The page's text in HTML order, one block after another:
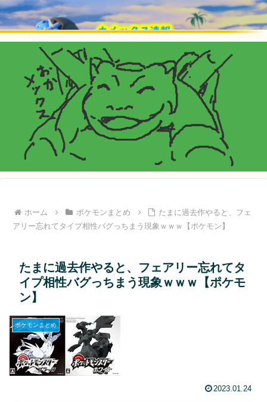
ホーム ポケモンまとめ
たまに過去作やると、フェ
アリー忘れてタイプ相性バグっちまう現象ｗｗｗ【ポケモン】
たまに過去作やると、フェアリー忘れてタ
イプ相性バグっちまう現象ｗｗｗ【ポケモ
ン】
ポケモンまとめ
2023.01.24